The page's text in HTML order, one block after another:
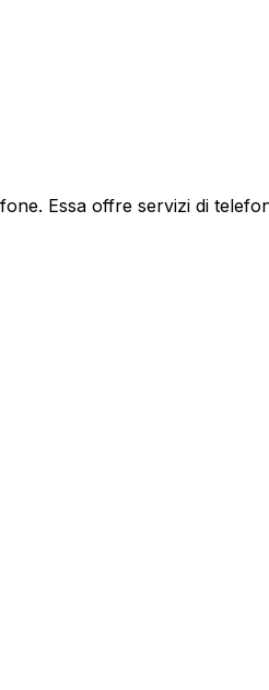
Essa offre servizi di